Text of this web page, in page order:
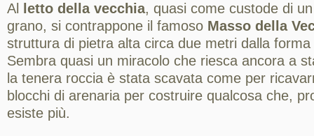
Al letto della vecchia, quasi come custode di
grano, si contrappone il famoso Masso della
struttura di pietra alta circa due metri dalla
Sembra quasi un miracolo che riesca ancora a
la tenera roccia è stata scavata come per
blocchi di arenaria per costruire qualcosa che,
esiste più.